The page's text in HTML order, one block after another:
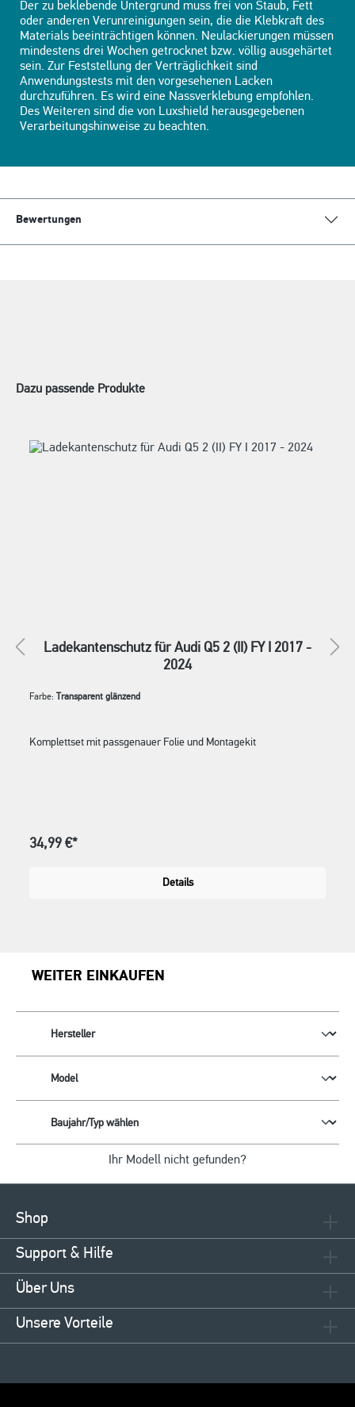
Der zu beklebende Untergrund muss frei von Staub, Fett
oder anderen Verunreinigungen sein, die die Klebkraft des
Materials beeinträchtigen können. Neulackierungen müssen
mindestens drei Wochen getrocknet bzw. völlig ausgehärtet
sein. Zur Feststellung der Verträglichkeit sind
Anwendungstests mit den vorgesehenen Lacken
durchzuführen. Es wird eine Nassverklebung empfohlen.
Des Weiteren sind die von Luxshield herausgegebenen
Verarbeitungshinweise zu beachten.
Bewertungen
Dazu passende Produkte
Ladekantenschutz für Audi Q5 2 (II) FY I 2017 -
2024
Farbe: Transparent glänzend
Komplettset mit passgenauer Folie und Montagekit
34,99 €*
Details
WEITER EINKAUFEN
Ihr Modell nicht gefunden?
Shop
Support & Hilfe
Über Uns
Unsere Vorteile